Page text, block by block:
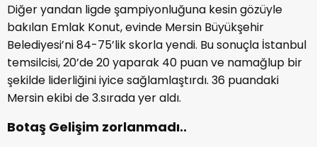
Diğer yandan ligde şampiyonluğuna kesin gözüyle
bakılan Emlak Konut, evinde Mersin Büyükşehir
Belediyesi’ni 84-75’lik skorla yendi. Bu sonuçla İstanbul
temsilcisi, 20’de 20 yaparak 40 puan ve namağlup bir
şekilde liderliğini iyice sağlamlaştırdı. 36 puandaki
Mersin ekibi de 3.sırada yer aldı.
Botaş Gelişim zorlanmadı..